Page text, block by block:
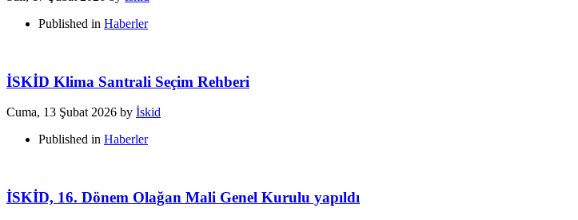
Published in Haberler
İSKİD Klima Santrali Seçim Rehberi
Cuma, 13 Şubat 2026 by İskid
Published in Haberler
İSKİD, 16. Dönem Olağan Mali Genel Kurulu yapıldı